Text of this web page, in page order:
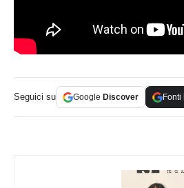
Seguici su Google Discover Fonti